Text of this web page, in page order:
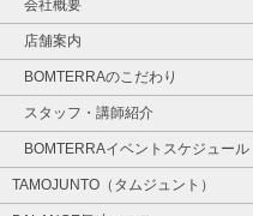
会社概要
店舗案内
BOMTERRAのこだわり
スタッフ・講師紹介
BOMTERRAイベントスケジュール
TAMOJUNTO（タムジュント）